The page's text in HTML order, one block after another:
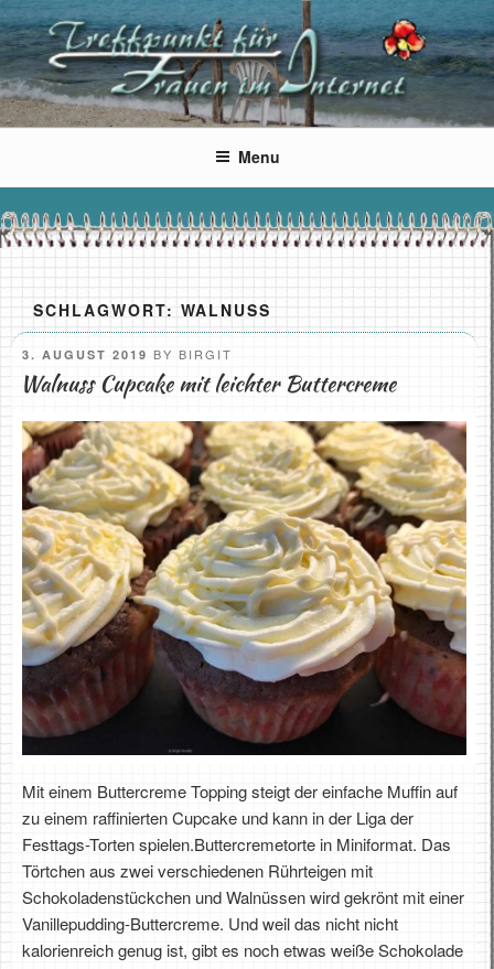
Skip
to
content
Wir Frauen im Netz
Der Treffpunkt für Frauen im Internet, aber auch Männer sind
Menu
SCHLAGWORT: WALNUSS
POSTED
ON
3. AUGUST 2019 BY BIRGIT
Walnuss Cupcake mit leichter Buttercreme
Mit einem Buttercreme Topping steigt der einfache Muffin auf
zu einem raffinierten Cupcake und kann in der Liga der
Festtags-Torten spielen.Buttercremetorte in Miniformat. Das
Törtchen aus zwei verschiedenen Rührteigen mit
Schokoladenstückchen und Walnüssen wird gekrönt mit einer
Vanillepudding-Buttercreme. Und weil das nicht nicht
kalorienreich genug ist, gibt es noch etwas weiße Schokolade